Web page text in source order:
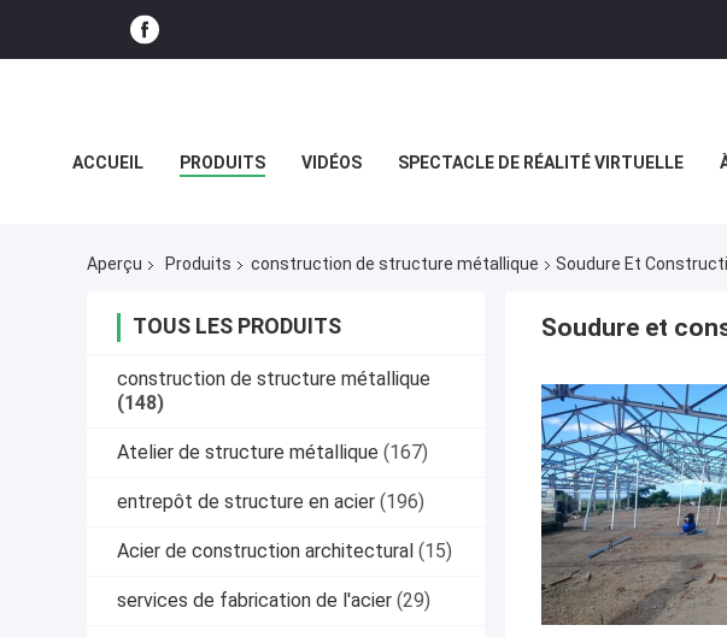
ACCUEIL PRODUITS VIDÉOS SPECTACLE DE RÉALITÉ VIRTUELLE
Aperçu Produits construction de structure métallique Soudure Et
TOUS LES PRODUITS
construction de structure métallique
(148)
Atelier de structure métallique (167)
entrepôt de structure en acier (196)
Acier de construction architectural (15)
services de fabrication de l'acier (29)
Soudure et